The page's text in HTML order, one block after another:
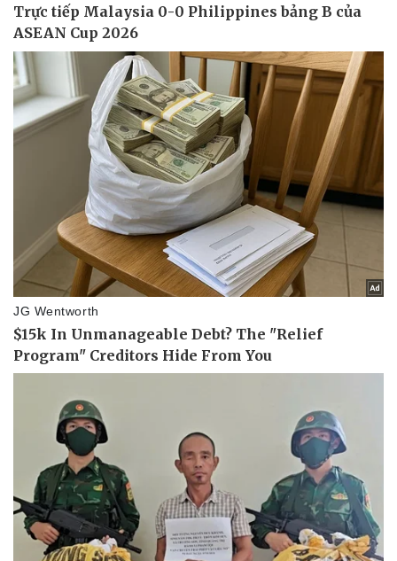
Vụ án
Tin nóng
Tư vấn luật
Vũ khí
Việt Nam